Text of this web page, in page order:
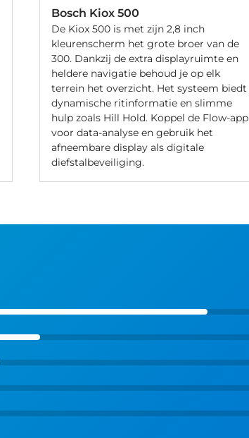
Bosch Kiox 500
De Kiox 500 is met zijn 2,8 inch
kleurenscherm het grote broer van de
300. Dankzij de extra displayruimte en
heldere navigatie behoud je op elk
terrein het overzicht. Het systeem biedt
dynamische ritinformatie en slimme
hulp zoals Hill Hold. Koppel de Flow-app
voor data-analyse en gebruik het
afneembare display als digitale
diefstalbeveiliging.